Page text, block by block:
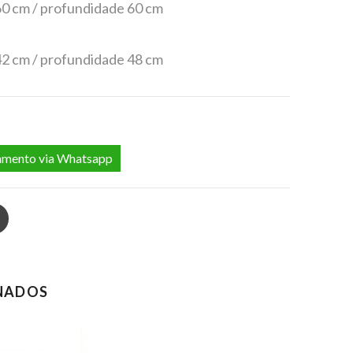
cm / profundidade 60 cm
cm / profundidade 48 cm
via Whatsapp
Pinterest